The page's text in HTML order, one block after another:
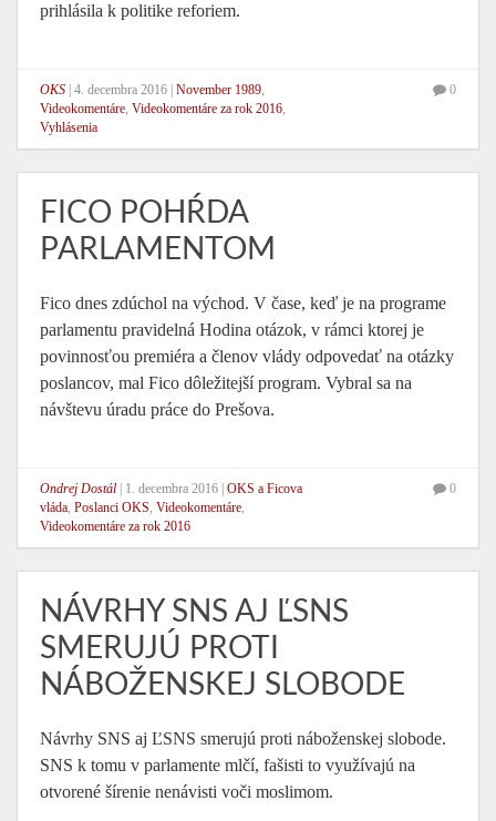
prihlásila k politike reforiem.
OKS 4. decembra 2016 November 1989,
Videokomentáre, Videokomentáre za rok 2016,
Vyhlásenia
0
FICO POHŔDA
PARLAMENTOM
Fico dnes zdúchol na východ. V čase, keď je na programe
parlamentu pravidelná Hodina otázok, v rámci ktorej je
povinnosťou premiéra a členov vlády odpovedať na otázky
poslancov, mal Fico dôležitejší program. Vybral sa na
návštevu úradu práce do Prešova.
Ondrej Dostál 1. decembra 2016 OKS a Ficova
vláda, Poslanci OKS, Videokomentáre,
Videokomentáre za rok 2016
0
NÁVRHY SNS AJ ĽSNS
SMERUJÚ PROTI
NÁBOŽENSKEJ SLOBODE
Návrhy SNS aj ĽSNS smerujú proti náboženskej slobode.
SNS k tomu v parlamente mlčí, fašisti to využívajú na
otvorené šírenie nenávisti voči moslimom.